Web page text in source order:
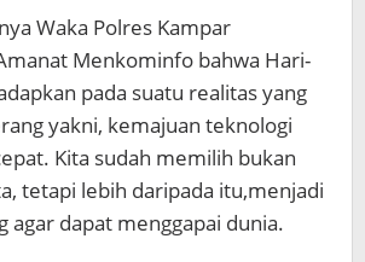
Waka Polres Kampar
Menkominfo bahwa Hari-
pada suatu realitas yang
yakni, kemajuan teknologi
Kita sudah memilih bukan
tetapi lebih daripada itu,menjadi
agar dapat menggapai dunia.